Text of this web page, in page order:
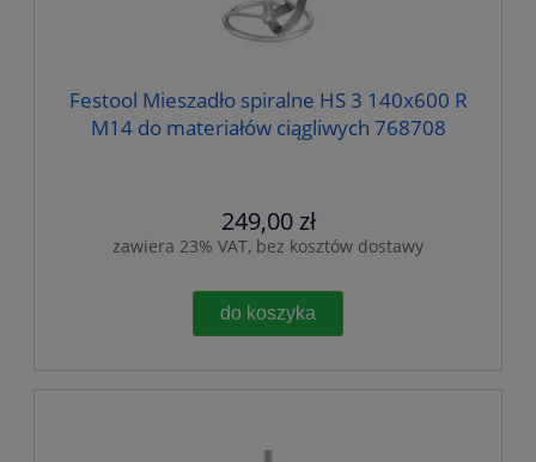
Festool Mieszadło spiralne HS 3 140x600 R
M14 do materiałów ciągliwych 768708
249,00 zł
zawiera 23% VAT, bez kosztów dostawy
do koszyka